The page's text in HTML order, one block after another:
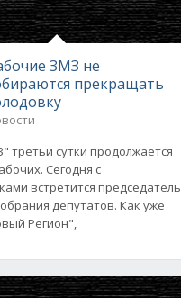
ЗМЗ не
прекращать
сутки продолжается
Сегодня с
встретится председатель
депутатов. Как уже
Регион",